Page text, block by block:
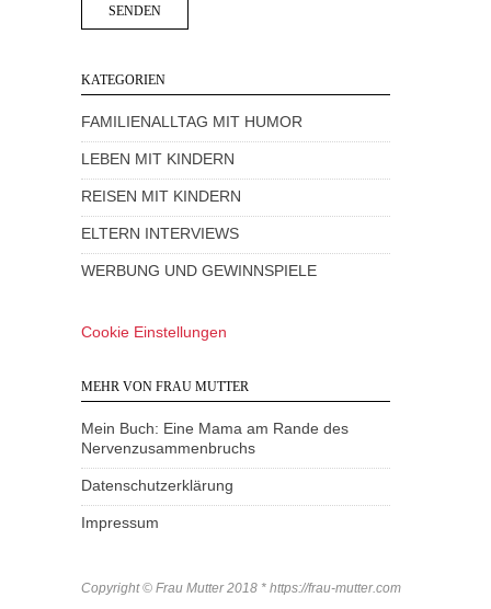
KATEGORIEN
FAMILIENALLTAG MIT HUMOR
LEBEN MIT KINDERN
REISEN MIT KINDERN
ELTERN INTERVIEWS
WERBUNG UND GEWINNSPIELE
Cookie Einstellungen
MEHR VON FRAU MUTTER
Mein Buch: Eine Mama am Rande des
Nervenzusammenbruchs
Datenschutzerklärung
Impressum
Copyright © Frau Mutter 2018 * https://frau-mutter.com